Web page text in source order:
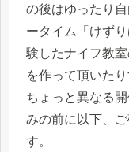
の後はゆったり
ータイム「けず
験したナイフ教
を作って頂いた
ちょっと異なる
みの前に以下、
す。